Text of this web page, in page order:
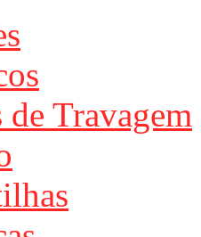
Travagem